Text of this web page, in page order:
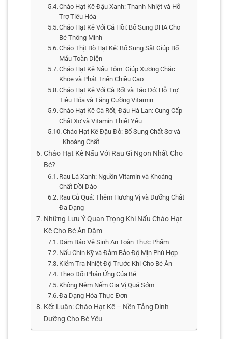
Cháo Hạt Kê Đậu Xanh: Thanh Nhiệt và Hỗ
Trợ Tiêu Hóa
Cháo Hạt Kê Với Cá Hồi: Bổ Sung DHA Cho
Bé Thông Minh
Cháo Thịt Bò Hạt Kê: Bổ Sung Sắt Giúp Bổ
Máu Toàn Diện
Cháo Hạt Kê Nấu Tôm: Giúp Xương Chắc
Khỏe và Phát Triển Chiều Cao
Cháo Hạt Kê Với Cà Rốt và Táo Đỏ: Hỗ Trợ
Tiêu Hóa và Tăng Cường Vitamin
Cháo Hạt Kê Cà Rốt, Đậu Hà Lan: Cung Cấp
Chất Xơ và Vitamin Thiết Yếu
Cháo Hạt Kê Đậu Đỏ: Bổ Sung Chất Sơ và
Khoáng Chất
Cháo Hạt Kê Nấu Với Rau Gì Ngon Nhất Cho
Bé?
Rau Lá Xanh: Nguồn Vitamin và Khoáng
Chất Dồi Dào
Rau Củ Quả: Thêm Hương Vị và Dưỡng Chất
Đa Dạng
Những Lưu Ý Quan Trọng Khi Nấu Cháo Hạt
Kê Cho Bé Ăn Dặm
Đảm Bảo Vệ Sinh An Toàn Thực Phẩm
Nấu Chín Kỹ và Đảm Bảo Độ Mịn Phù Hợp
Kiểm Tra Nhiệt Độ Trước Khi Cho Bé Ăn
Theo Dõi Phản Ứng Của Bé
Không Nêm Nếm Gia Vị Quá Sớm
Đa Dạng Hóa Thực Đơn
Kết Luận: Cháo Hạt Kê – Nền Tảng Dinh
Dưỡng Cho Bé Yêu